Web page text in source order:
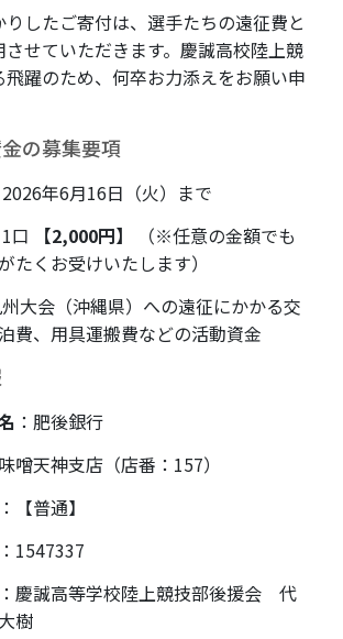
したご寄付は、選手たちの遠征費と
させていただきます。慶誠高校陸上競
躍のため、何卒お力添えをお願い申
の募集要項
2026年6月16日（火）まで
1口 【2,000円】
（※任意の金額でも
たくお受けいたします）
大会（沖縄県）への遠征にかかる交
費、用具運搬費などの活動資金
：肥後銀行
噌天神支店（店番：157）
：【普通】
：1547337
：慶誠高等学校陸上競技部後援会 代
樹